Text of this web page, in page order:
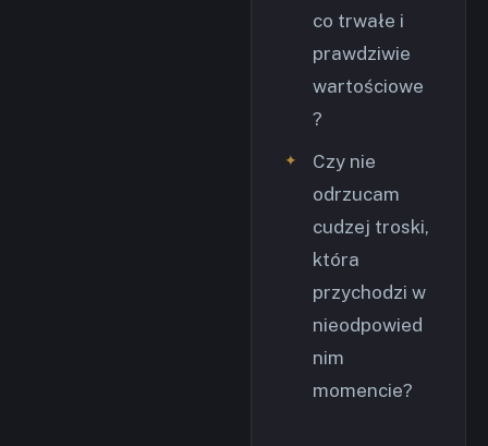
co trwałe i
prawdziwie
wartościowe
?
Czy nie
odrzucam
cudzej troski,
która
przychodzi w
nieodpowied
nim
momencie?